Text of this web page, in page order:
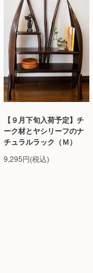
【９月下旬入荷予定】チ
ーク材とヤシリーフのナ
チュラルラック（Ｍ）
9,295円(税込)